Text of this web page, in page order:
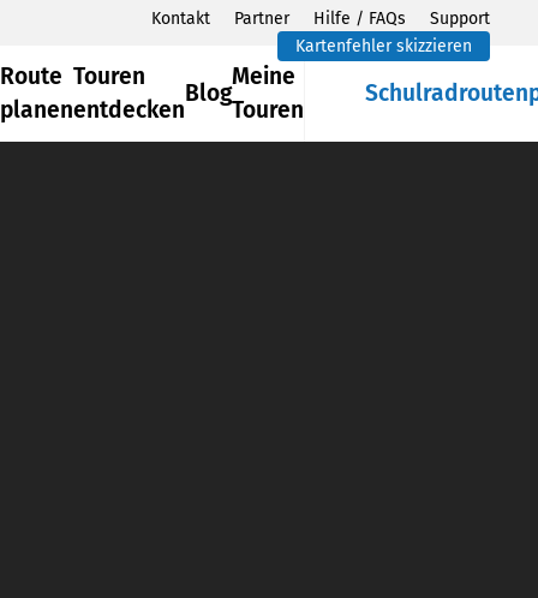
Kontakt Partner Hilfe / FAQs
Support
Kartenfehler skizzieren
Route
planen
Touren
entdecken
Blog
Meine
Touren